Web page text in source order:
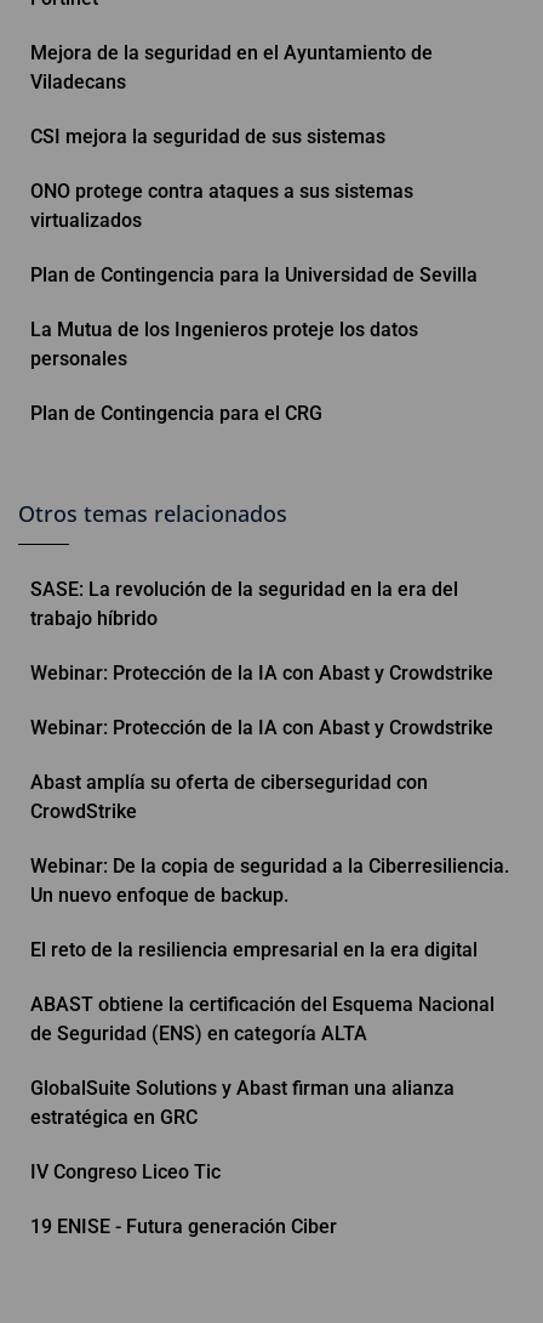
Mejora de la seguridad en el Ayuntamiento de
Viladecans
CSI mejora la seguridad de sus sistemas
ONO protege contra ataques a sus sistemas
virtualizados
Plan de Contingencia para la Universidad de Sevilla
La Mutua de los Ingenieros proteje los datos
personales
Plan de Contingencia para el CRG
Otros temas relacionados
SASE: La revolución de la seguridad en la era del
trabajo híbrido
Webinar: Protección de la IA con Abast y Crowdstrike
Webinar: Protección de la IA con Abast y Crowdstrike
Abast amplía su oferta de ciberseguridad con
CrowdStrike
Webinar: De la copia de seguridad a la Ciberresiliencia.
Un nuevo enfoque de backup.
El reto de la resiliencia empresarial en la era digital
ABAST obtiene la certificación del Esquema Nacional
de Seguridad (ENS) en categoría ALTA
GlobalSuite Solutions y Abast firman una alianza
estratégica en GRC
IV Congreso Liceo Tic
19 ENISE - Futura generación Ciber